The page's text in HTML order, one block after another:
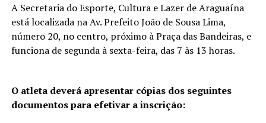
A Secretaria do Esporte, Cultura e Lazer de Araguaína
está localizada na Av. Prefeito João de Sousa Lima,
número 20, no centro, próximo à Praça das Bandeiras, e
funciona de segunda à sexta-feira, das 7 às 13 horas.
O atleta deverá apresentar cópias dos seguintes
documentos para efetivar a inscrição: